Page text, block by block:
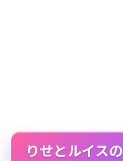
りせとルイス